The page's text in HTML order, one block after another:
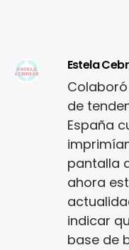
Estela
de
España
pantalla
ahora
indicar
base de